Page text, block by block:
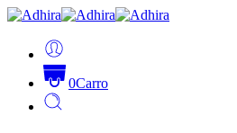
0Carro